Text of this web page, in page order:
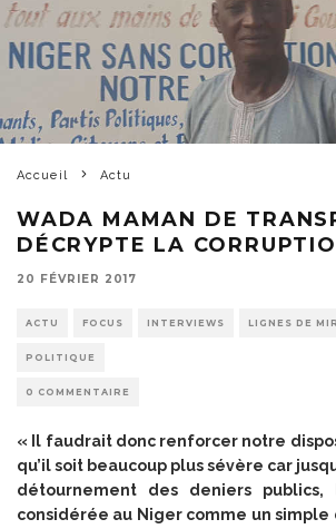
Accueil Actu
WADA MAMAN DE
DÉCRYPTE LA
20 FÉVRIER 2017
ACTU FOCUS INTERVIEWS LIGNES DE
POLITIQUE
0 COMMENTAIRE
« Il faudrait donc renforcer notre
qu’il soit beaucoup plus sévère car
détournement des deniers
considérée au Niger comme un